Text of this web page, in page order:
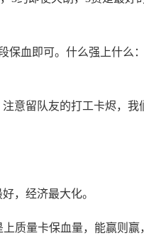
保血即可。什么强上什么
意留队友的打工卡烬，
，经济最大化。
质量卡保血量，能赢则赢